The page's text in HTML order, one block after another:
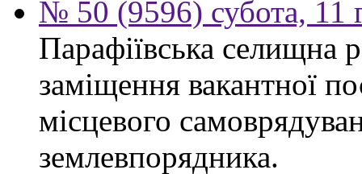
№ 50 (9596) субота, 11
Парафіївська селищна
заміщення вакантної
місцевого
землевпорядника.